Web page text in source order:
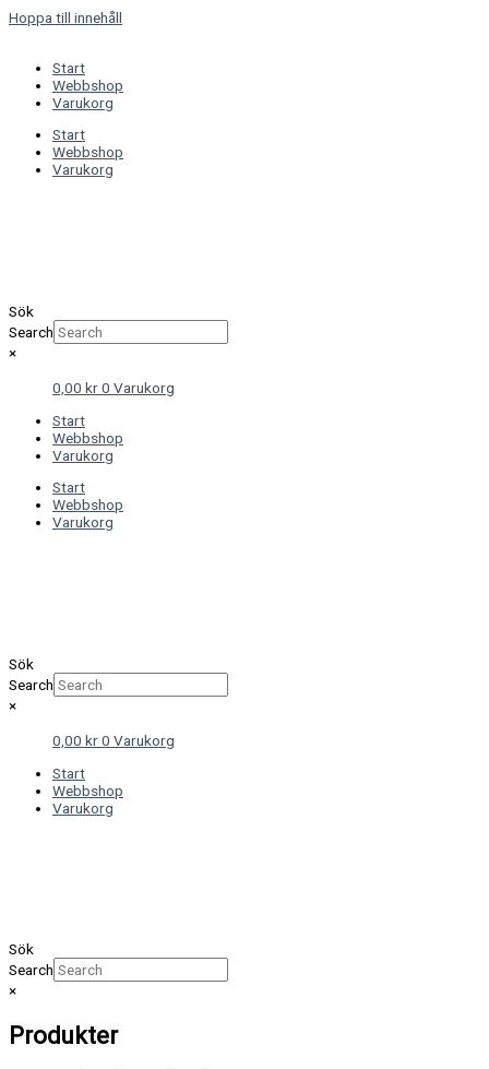
Hoppa till innehåll
Start
Webbshop
Varukorg
Start
Webbshop
Varukorg
Sök
Search
×
0,00 kr0 Varukorg
Start
Webbshop
Varukorg
Start
Webbshop
Varukorg
Sök
Search
×
0,00 kr0 Varukorg
Start
Webbshop
Varukorg
Sök
Search
×
Produkter